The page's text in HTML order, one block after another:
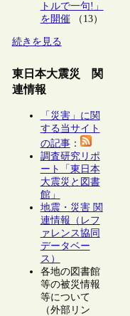
トルで一句!」
を開催（13）
続きを見る
東日本大震災 関
連情報
「災害」に関
する当サイト
の記事：
調査研究リポ
ート「東日本
大震災と図書
館」
地震・災害 関
連情報（レフ
ァレンス協同
データベー
ス）
各地の図書館
等の被災情報
等について
（外部リン